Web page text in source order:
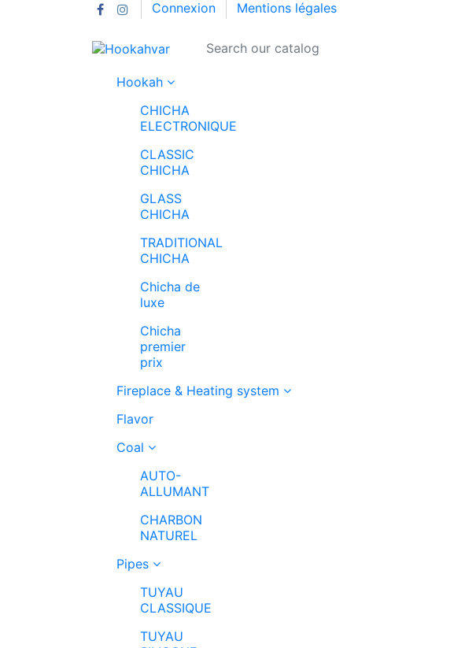
Connexion Mentions légales
Hookah
CHICHA
ELECTRONIQUE
CLASSIC
CHICHA
GLASS
CHICHA
TRADITIONAL
CHICHA
Chicha de
luxe
Chicha
premier
prix
Fireplace & Heating system
Flavor
Coal
AUTO-
ALLUMANT
CHARBON
NATUREL
Pipes
TUYAU
CLASSIQUE
TUYAU